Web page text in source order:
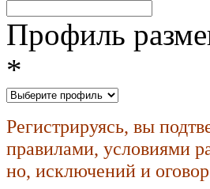
Профиль
*
Регистрируясь, вы
правилами, условиями
но, исключений и